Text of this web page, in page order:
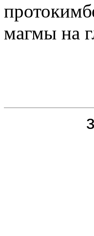
магмы на